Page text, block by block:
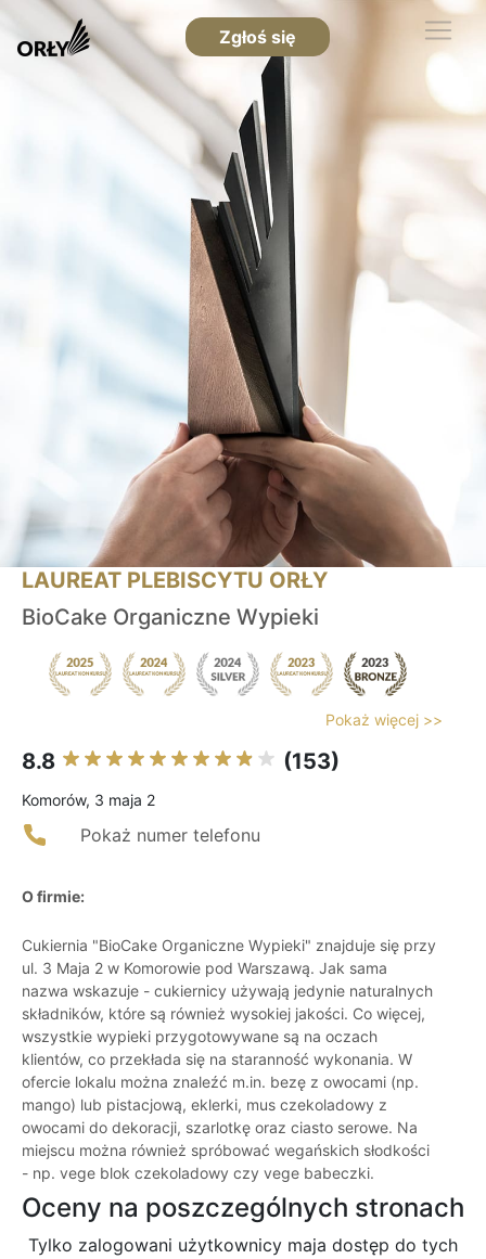
Zgłoś się
LAUREAT PLEBISCYTU ORŁY
BioCake Organiczne Wypieki
Pokaż więcej >>
8.8 (153)
Komorów, 3 maja 2
Pokaż numer telefonu
O firmie:
Cukiernia "BioCake Organiczne Wypieki" znajduje się przy
ul. 3 Maja 2 w Komorowie pod Warszawą. Jak sama
nazwa wskazuje - cukiernicy używają jedynie naturalnych
składników, które są również wysokiej jakości. Co więcej,
wszystkie wypieki przygotowywane są na oczach
klientów, co przekłada się na staranność wykonania. W
ofercie lokalu można znaleźć m.in. bezę z owocami (np.
mango) lub pistacjową, eklerki, mus czekoladowy z
owocami do dekoracji, szarlotkę oraz ciasto serowe. Na
miejscu można również spróbować wegańskich słodkości
- np. vege blok czekoladowy czy vege babeczki.
Oceny na poszczególnych stronach
Tylko zalogowani użytkownicy maja dostęp do tych